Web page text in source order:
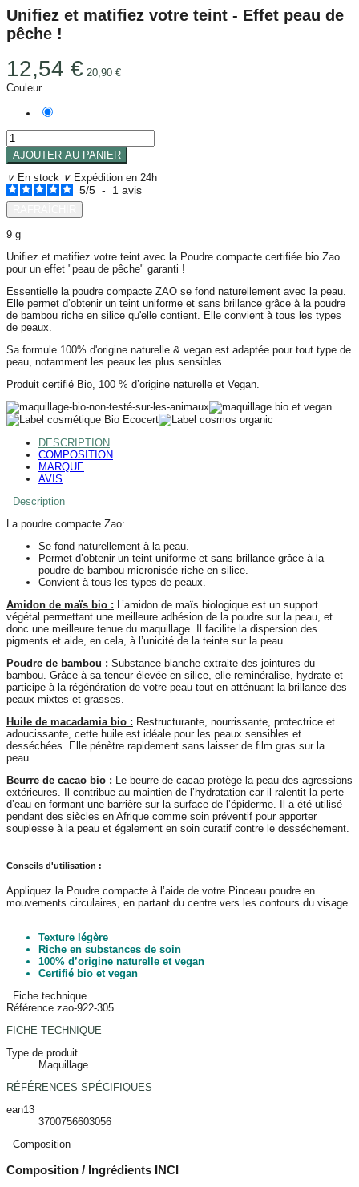
Unifiez et matifiez votre teint - Effet peau de
pêche !
12,54 € 20,90 €
Couleur
AJOUTER AU PANIER
∨ En stock ∨ Expédition en 24h
5/5 - 1 avis
9 g
Unifiez et matifiez votre teint avec la Poudre compacte certifiée bio Zao
pour un effet "peau de pêche" garanti !
Essentielle la poudre compacte ZAO se fond naturellement avec la peau.
Elle permet d’obtenir un teint uniforme et sans brillance grâce à la poudre
de bambou riche en silice qu'elle contient. Elle convient à tous les types
de peaux.
Sa formule 100% d'origine naturelle & vegan est adaptée pour tout type de
peau, notamment les peaux les plus sensibles.
Produit certifié Bio, 100 % d’origine naturelle et Vegan.
DESCRIPTION
COMPOSITION
MARQUE
AVIS
Description
La poudre compacte Zao:
Se fond naturellement à la peau.
Permet d’obtenir un teint uniforme et sans brillance grâce à la
poudre de bambou micronisée riche en silice.
Convient à tous les types de peaux.
Amidon de maïs bio : L’amidon de maïs biologique est un support
végétal permettant une meilleure adhésion de la poudre sur la peau, et
donc une meilleure tenue du maquillage. Il facilite la dispersion des
pigments et aide, en cela, à l’unicité de la teinte sur la peau.
Poudre de bambou : Substance blanche extraite des jointures du
bambou. Grâce à sa teneur élevée en silice, elle reminéralise, hydrate et
participe à la régénération de votre peau tout en atténuant la brillance des
peaux mixtes et grasses.
Huile de macadamia bio : Restructurante, nourrissante, protectrice et
adoucissante, cette huile est idéale pour les peaux sensibles et
desséchées. Elle pénètre rapidement sans laisser de film gras sur la
peau.
Beurre de cacao bio : Le beurre de cacao protège la peau des agressions
extérieures. Il contribue au maintien de l’hydratation car il ralentit la perte
d’eau en formant une barrière sur la surface de l’épiderme. Il a été utilisé
pendant des siècles en Afrique comme soin préventif pour apporter
souplesse à la peau et également en soin curatif contre le desséchement.
Conseils d'utilisation :
Appliquez la Poudre compacte à l’aide de votre Pinceau poudre en
mouvements circulaires, en partant du centre vers les contours du visage.
Texture légère
Riche en substances de soin
100% d’origine naturelle et vegan
Certifié bio et vegan
Fiche technique
Référence zao-922-305
FICHE TECHNIQUE
Type de produit
Maquillage
RÉFÉRENCES SPÉCIFIQUES
ean13
3700756603056
Composition
Composition / Ingrédients INCI